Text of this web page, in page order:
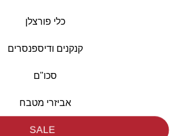
כלי פורצלן
קנקנים ודיספנסרים
סכו"ם
אביזרי מטבח
SALE